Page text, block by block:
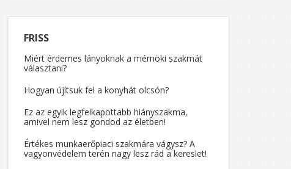
FRISS
Miért érdemes lányoknak a mérnöki szakmát
választani?
Hogyan újítsuk fel a konyhát olcsón?
Ez az egyik legfelkapottabb hiányszakma,
amivel nem lesz gondod az életben!
Értékes munkaerőpiaci szakmára vágysz? A
vagyonvédelem terén nagy lesz rád a kereslet!